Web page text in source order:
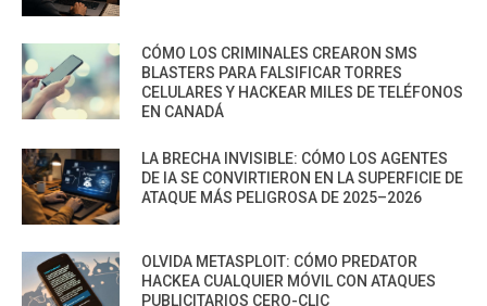
CÓMO LOS CRIMINALES CREARON SMS
BLASTERS PARA FALSIFICAR TORRES
CELULARES Y HACKEAR MILES DE TELÉFONOS
EN CANADÁ
LA BRECHA INVISIBLE: CÓMO LOS AGENTES
DE IA SE CONVIRTIERON EN LA SUPERFICIE DE
ATAQUE MÁS PELIGROSA DE 2025–2026
OLVIDA METASPLOIT: CÓMO PREDATOR
HACKEA CUALQUIER MÓVIL CON ATAQUES
PUBLICITARIOS CERO-CLIC